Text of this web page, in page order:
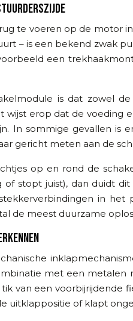
te voeren op de
– is een bekend zwak
een
is dat zowel
erop dat de voeding
In sommige gevallen is
gericht meten aan de
op en rond de
stopt juist), dan duidt
in
de meest duurzame
met een metalen
van een
uitklappositie of klapt